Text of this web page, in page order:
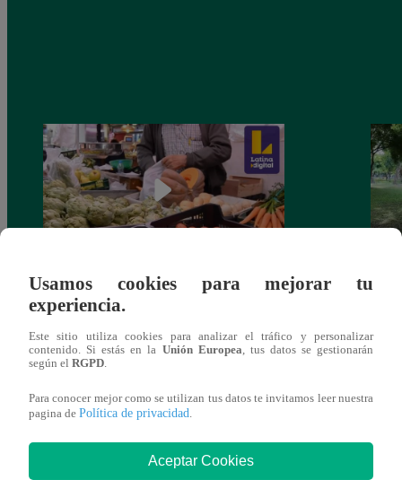
Generación R: ¡Alerta! Plaguicidas en
nuestros alimentos
También te puede
Usamos cookies para mejorar tu
experiencia.
Este sitio utiliza cookies para analizar el tráfico y personalizar
contenido. Si estás en la Unión Europea , tus datos se gestionarán
según el RGPD
Para conocer mejor como se utilizan tus datos te invitamos leer nuestra
pagina de Política de privacidad
Aceptar Cookies